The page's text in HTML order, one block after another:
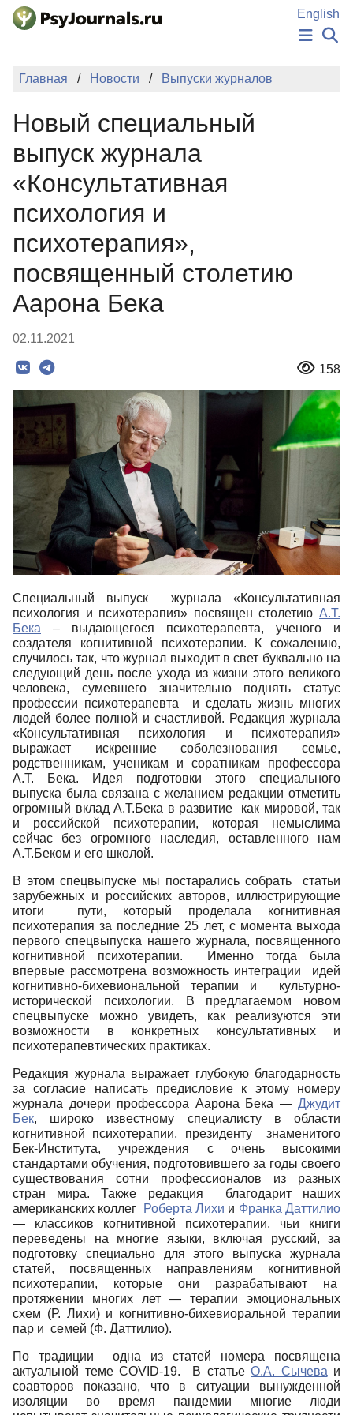
Перейти к основному содержанию
English
НОВОСТИ
ПОДАТЬ РУКОПИСЬ
КЛЮЧЕВЫЕ СЛОВА
Регистрация
Главная Новости Выпуски журналов
Новый специальный
выпуск журнала
«Консультативная
психология и
психотерапия»,
посвященный столетию
Аарона Бека
02.11.2021
158
Специальный выпуск журнала «Консультативная
психология и психотерапия» посвящен столетию А.Т.
Бека – выдающегося психотерапевта, ученого и
создателя когнитивной психотерапии. К сожалению,
случилось так, что журнал выходит в свет буквально на
следующий день после ухода из жизни этого великого
человека, сумевшего значительно поднять статус
профессии психотерапевта и сделать жизнь многих
людей более полной и счастливой. Редакция журнала
«Консультативная психология и психотерапия»
выражает искренние соболезнования семье,
родственникам, ученикам и соратникам профессора
А.Т. Бека. Идея подготовки этого специального
выпуска была связана с желанием редакции отметить
огромный вклад А.Т.Бека в развитие как мировой, так
и российской психотерапии, которая немыслима
сейчас без огромного наследия, оставленного нам
А.Т.Беком и его школой.
В этом спецвыпуске мы постарались собрать статьи
зарубежных и российских авторов, иллюстрирующие
итоги пути, который проделала когнитивная
психотерапия за последние 25 лет, с момента выхода
первого спецвыпуска нашего журнала, посвященного
когнитивной психотерапии. Именно тогда была
впервые рассмотрена возможность интеграции идей
когнитивно-бихевиональной терапии и культурно-
исторической психологии. В предлагаемом новом
спецвыпуске можно увидеть, как реализуются эти
возможности в конкретных консультативных и
психотерапевтических практиках.
Редакция журнала выражает глубокую благодарность
за согласие написать предисловие к этому номеру
журнала дочери профессора Аарона Бека — Джудит
Бек, широко известному специалисту в области
когнитивной психотерапии, президенту знаменитого
Бек-Института, учреждения с очень высокими
стандартами обучения, подготовившего за годы своего
существования сотни профессионалов из разных
стран мира. Также редакция благодарит наших
американских коллег
Роберта Лихи и Франка Даттилио
— классиков когнитивной психотерапии, чьи книги
переведены на многие языки, включая русский, за
подготовку специально для этого выпуска журнала
статей, посвященных направлениям когнитивной
психотерапии, которые они разрабатывают на
протяжении многих лет — терапии эмоциональных
схем (Р. Лихи) и когнитивно-бихевиоральной терапии
пар и семей (Ф. Даттилио).
По традиции одна из статей номера посвящена
актуальной теме COVID-19. В статье О.А. Сычеваи
соавторов показано, что в ситуации вынужденной
изоляции во время пандемии многие люди